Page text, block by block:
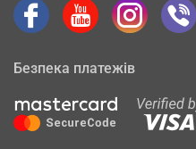
Безпека платежів